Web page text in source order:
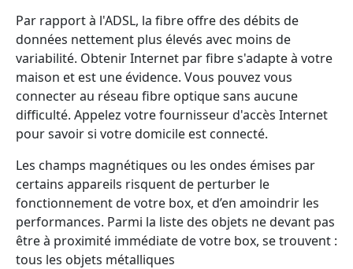
Par rapport à l'ADSL, la fibre offre des débits de
données nettement plus élevés avec moins de
variabilité. Obtenir Internet par fibre s'adapte à votre
maison et est une évidence. Vous pouvez vous
connecter au réseau fibre optique sans aucune
difficulté. Appelez votre fournisseur d'accès Internet
pour savoir si votre domicile est connecté.
Les champs magnétiques ou les ondes émises par
certains appareils risquent de perturber le
fonctionnement de votre box, et d’en amoindrir les
performances. Parmi la liste des objets ne devant pas
être à proximité immédiate de votre box, se trouvent :
tous les objets métalliques